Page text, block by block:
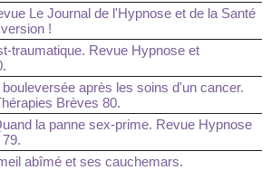
Le Journal de l'Hypnose et de la Santé
!
traumatique. Revue Hypnose et
après les soins d'un cancer.
Brèves 80.
la panne sex-prime. Revue Hypnose
abîmé et ses cauchemars.